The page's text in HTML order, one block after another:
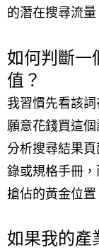
的潛在搜尋流量
如何判斷一
值？
我習慣先看該
願意花錢買這
分析搜尋結果頁
錄或規格手冊
搶佔的黃金位置
如果我的產